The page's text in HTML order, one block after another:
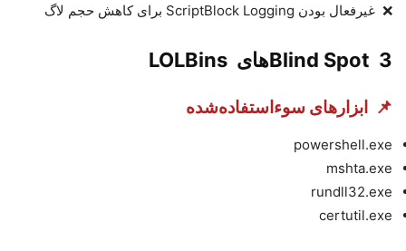
❌ غیرفعال بودن ScriptBlock Logging برای کاهش حجم لاگ
3️
Blind Spotهای LOLBins
📌 ابزارهای سوءاستفاده‌شده
powershell.exe
mshta.exe
rundll32.exe
certutil.exe